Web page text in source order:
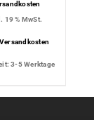
19 % MwSt.
Versandkosten
3-5 Werktage